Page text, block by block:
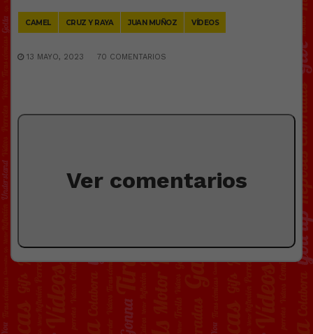
CAMEL CRUZ Y RAYA JUAN MUÑOZ VÍDEOS
13 MAYO, 2023 70 COMENTARIOS
Ver comentarios